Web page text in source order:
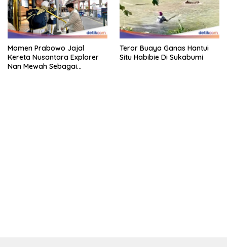
Momen Prabowo Jajal
Kereta Nusantara Explorer
Nan Mewah Sebagai
Teror Buaya Ganas Hantui
Situ Habibie Di Sukabumi